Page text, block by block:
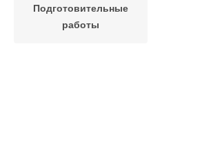
Подготовительные
работы